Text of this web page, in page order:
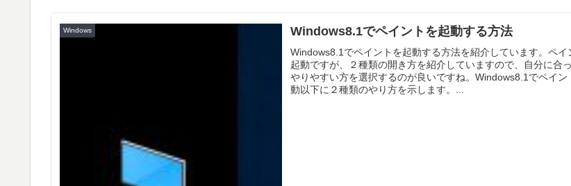
Windows Windows8.1でペイントを起動する方法
Windows8.1でペイントを起動する方法を紹介しています。ペイ
起動ですが、２種類の開き方を紹介していますので、自分に合っ
やりやすい方を選択するのが良いですね。Windows8.1でペイン
動以下に２種類のやり方を示します。...